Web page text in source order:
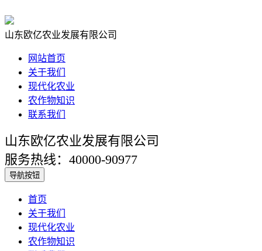
山东欧亿农业发展有限公司
网站首页
关于我们
现代化农业
农作物知识
联系我们
山东欧亿农业发展有限公司
服务热线：40000-90977
导航按钮
首页
关于我们
现代化农业
农作物知识